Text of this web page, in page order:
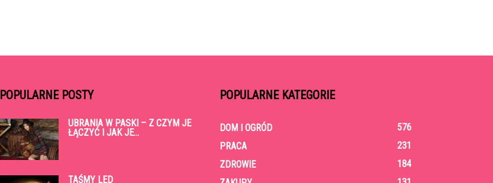
POPULARNE POSTY
UBRANIA W PASKI – Z CZYM JE
ŁĄCZYĆ I JAK JE...
TAŚMY LED
POPULARNE KATEGORIE
DOM I OGRÓD
576
PRACA
231
ZDROWIE
184